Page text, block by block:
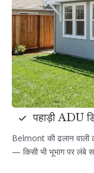
पहाड़ी ADU
Belmont की ढलान वाली
— किसी भी भूभाग पर लंबे